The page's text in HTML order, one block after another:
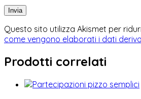
Questo sito utilizza Akismet per
come vengono elaborati i dati
Prodotti correlati